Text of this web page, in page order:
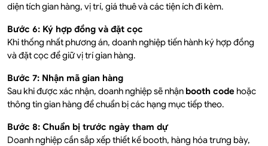
diện tích gian hàng, vị trí, giá thuê và các tiện ích đi kèm.
Bước 6: Ký hợp đồng và đặt cọc
Khi thống nhất phương án, doanh nghiệp tiến hành ký hợp đồng
và đặt cọc để giữ vị trí gian hàng.
Bước 7: Nhận mã gian hàng
Sau khi được xác nhận, doanh nghiệp sẽ nhận booth code hoặc
thông tin gian hàng để chuẩn bị các hạng mục tiếp theo.
Bước 8: Chuẩn bị trước ngày tham dự
Doanh nghiệp cần sắp xếp thiết kế booth, hàng hóa trưng bày,